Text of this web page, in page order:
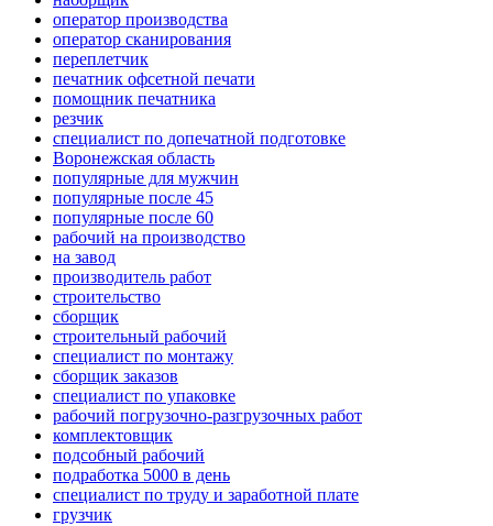
оператор производства
оператор сканирования
переплетчик
печатник офсетной печати
помощник печатника
резчик
специалист по допечатной подготовке
Воронежская область
популярные для мужчин
популярные после 45
популярные после 60
рабочий на производство
на завод
производитель работ
строительство
сборщик
строительный рабочий
специалист по монтажу
сборщик заказов
специалист по упаковке
рабочий погрузочно-разгрузочных работ
комплектовщик
подсобный рабочий
подработка 5000 в день
специалист по труду и заработной плате
грузчик